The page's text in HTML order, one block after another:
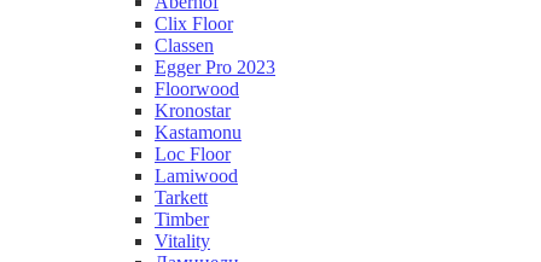
Clix Floor
Classen
Egger Pro 2023
Floorwood
Kronostar
Kastamonu
Loc Floor
Lamiwood
Tarkett
Timber
Vitality